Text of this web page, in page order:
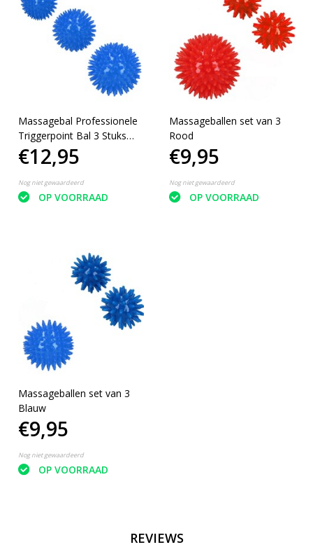
Massagebal Professionele
Triggerpoint Bal 3 Stuks
8cm Blauw
€12,95
Nog niet gewaardeerd
OP VOORRAAD
Massageballen set van 3
Rood
€9,95
Nog niet gewaardeerd
OP VOORRAAD
Massageballen set van 3
Blauw
€9,95
Nog niet gewaardeerd
OP VOORRAAD
REVIEWS